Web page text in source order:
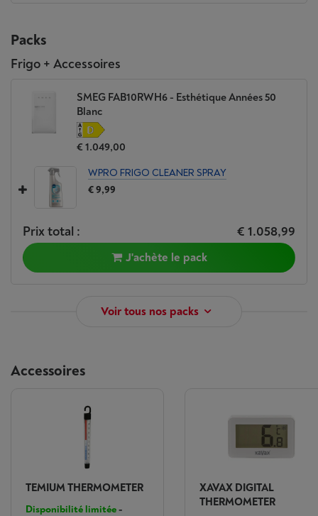
Packs
Frigo + Accessoires
SMEG FAB10RWH6 - Esthétique Années 50
Blanc
€ 1.049,00
WPRO FRIGO CLEANER SPRAY
€ 9,99
Prix total : € 1.058,99
J'achète le pack
Voir tous nos packs
Accessoires
TEMIUM THERMOMETER
Disponibilité limitée-
XAVAX DIGITAL
THERMOMETER